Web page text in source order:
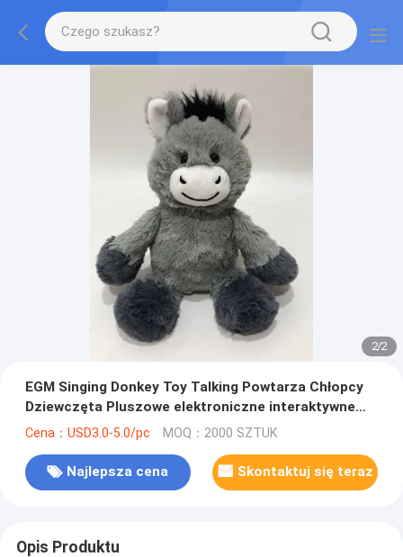
2/2
EGM Singing Donkey Toy Talking Powtarza Chłopcy
Dziewczęta Pluszowe elektroniczne interaktywne
zabawki
Cena：USD3.0-5.0/pc MOQ：2000 SZTUK
Najlepsza cena Skontaktuj się teraz
Opis Produktu